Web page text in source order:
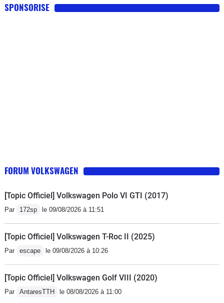
SPONSORISE
FORUM VOLKSWAGEN
[Topic Officiel] Volkswagen Polo VI GTI (2017)
Par 172sp le 09/08/2026 à 11:51
[Topic Officiel] Volkswagen T-Roc II (2025)
Par escape le 09/08/2026 à 10:26
[Topic Officiel] Volkswagen Golf VIII (2020)
Par AntaresTTH le 08/08/2026 à 11:00